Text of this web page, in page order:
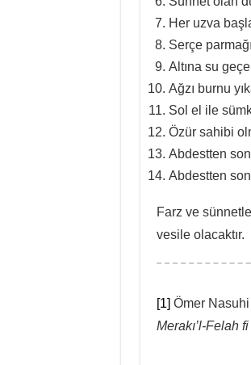
Her uzva
Serçe
Altına su
Ağzı burnu
Sol el ile
Özür sahibi
Abdestten
Abdestten
Farz ve
vesile olacaktır.
[1] Ömer
Merakı’l-Felah